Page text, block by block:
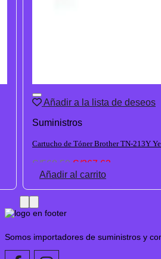
Añadir a la lista de deseos
Suministros
Cartucho de Tóner Brother TN-213Y
S/568.50 El
precio
S/367.63El
Añadir al carrito
Somos importadores de suministros y